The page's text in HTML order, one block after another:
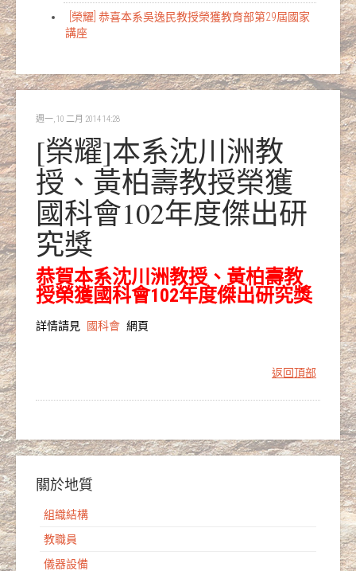
[榮耀] 恭喜本系吳逸民教授榮獲教育部第29屆國家
講座
週一, 10 二月 2014 14:28
[榮耀]本系沈川洲教
授、黃柏壽教授榮獲
國科會102年度傑出研
究獎
恭賀本系沈川洲教授、黃柏壽教
授榮獲國科會102年度傑出研究獎
詳情請見 國科會 網頁
返回頂部
關於地質
組織結構
教職員
儀器設備